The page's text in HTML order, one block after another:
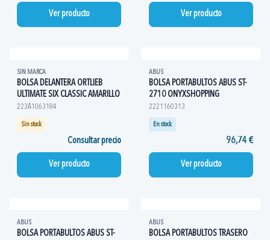
Ver producto Ver producto
SIN MARCA
BOLSA DELANTERA ORTLIEB
ULTIMATE SIX CLASSIC AMARILLO
223A1063184
Sin stock
Consultar precio
Ver producto
ABUS
BOLSA PORTABULTOS ABUS ST-
2710 ONYXSHOPPING
2221160313
En stock
96,74 €
Ver producto
ABUS
BOLSA PORTABULTOS ABUS ST-
ABUS
BOLSA PORTABULTOS TRASERO